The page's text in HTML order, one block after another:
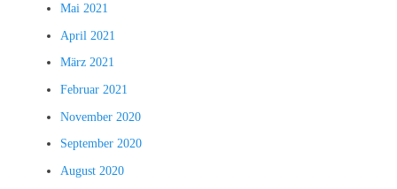
Mai 2021
April 2021
März 2021
Februar 2021
November 2020
September 2020
August 2020